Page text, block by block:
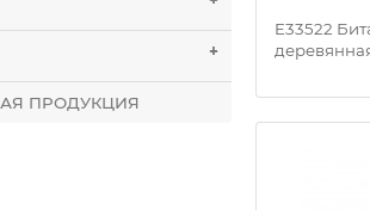
+
ПРОДУКЦИЯ
E33522